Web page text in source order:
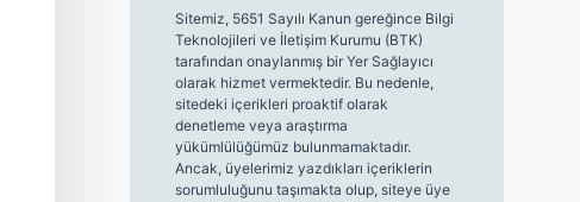
Sitemiz, 5651 Sayılı Kanun gereğince Bilgi
Teknolojileri ve İletişim Kurumu (BTK)
tarafından onaylanmış bir Yer Sağlayıcı
olarak hizmet vermektedir. Bu nedenle,
sitedeki içerikleri proaktif olarak
denetleme veya araştırma
yükümlülüğümüz bulunmamaktadır.
Ancak, üyelerimiz yazdıkları içeriklerin
sorumluluğunu taşımakta olup, siteye üye